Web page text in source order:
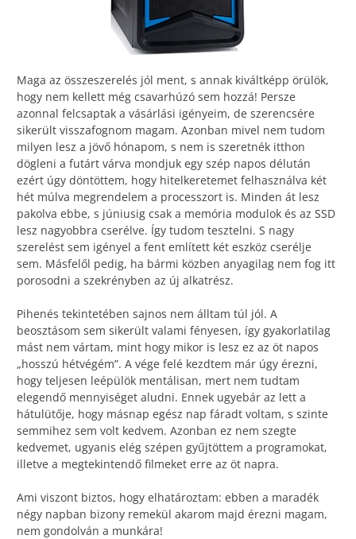
Maga az összeszerelés jól ment, s annak kiváltképp örülök,
hogy nem kellett még csavarhúzó sem hozzá! Persze
azonnal felcsaptak a vásárlási igényeim, de szerencsére
sikerült visszafognom magam. Azonban mivel nem tudom
milyen lesz a jövő hónapom, s nem is szeretnék itthon
dögleni a futárt várva mondjuk egy szép napos délután
ezért úgy döntöttem, hogy hitelkeretemet felhasználva két
hét múlva megrendelem a processzort is. Minden át lesz
pakolva ebbe, s júniusig csak a memória modulok és az SSD
lesz nagyobbra cserélve. Így tudom tesztelni. S nagy
szerelést sem igényel a fent említett két eszköz cserélje
sem. Másfelől pedig, ha bármi közben anyagilag nem fog itt
porosodni a szekrényben az új alkatrész.
Pihenés tekintetében sajnos nem álltam túl jól. A
beosztásom sem sikerült valami fényesen, így gyakorlatilag
mást nem vártam, mint hogy mikor is lesz ez az öt napos
„hosszú hétvégém”. A vége felé kezdtem már úgy érezni,
hogy teljesen leépülök mentálisan, mert nem tudtam
elegendő mennyiséget aludni. Ennek ugyebár az lett a
hátulütője, hogy másnap egész nap fáradt voltam, s szinte
semmihez sem volt kedvem. Azonban ez nem szegte
kedvemet, ugyanis elég szépen gyűjtöttem a programokat,
illetve a megtekintendő filmeket erre az öt napra.
Ami viszont biztos, hogy elhatároztam: ebben a maradék
négy napban bizony remekül akarom majd érezni magam,
nem gondolván a munkára!